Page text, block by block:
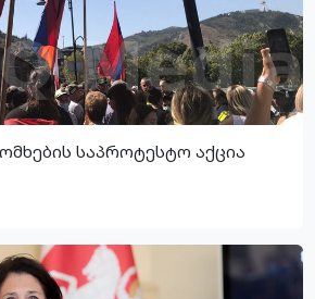
საპროტესტო აქცია